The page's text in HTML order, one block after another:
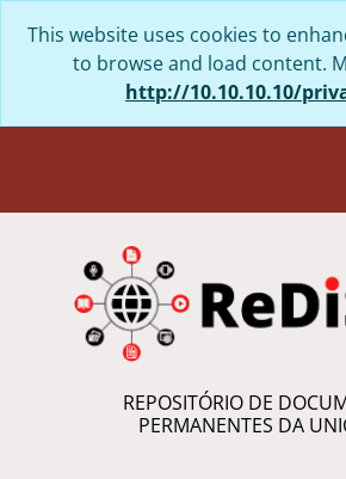
This website uses cookies to
to browse and load content.
http://10.10.10.10/
REPOSITÓRIO DE
PERMANENTES DA